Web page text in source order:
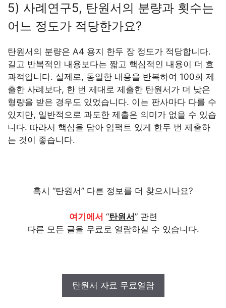
5) 사례연구5, 탄원서의 분량과 횟수는
어느 정도가 적당한가요?
탄원서의 분량은 A4 용지 한두 장 정도가 적당합니다.
길고 반복적인 내용보다는 짧고 핵심적인 내용이 더 효
과적입니다. 실제로, 동일한 내용을 반복하여 100회 제
출한 사례보다, 한 번 제대로 제출한 탄원서가 더 낮은
형량을 받은 경우도 있었습니다. 이는 판사마다 다를 수
있지만, 일반적으로 과도한 제출은 의미가 없을 수 있습
니다. 따라서 핵심을 담아 임팩트 있게 한두 번 제출하
는 것이 좋습니다.
혹시 “탄원서” 다른 정보를 더 찾으시나요?
여기에서 “탄원서” 관련
다른 모든 글을 무료로 열람하실 수 있습니다.
탄원서 자료 무료열람